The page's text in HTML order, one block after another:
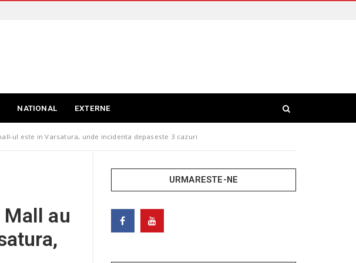
NATIONAL EXTERNE
ul este in Varsatura, unde incidenta depaseste 3 cazuri
Mall au
URMARESTE-NE